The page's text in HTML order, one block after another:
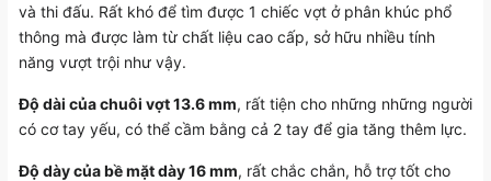
và thi đấu. Rất khó để tìm được 1 chiếc vợt ở phân khúc phổ
thông mà được làm từ chất liệu cao cấp, sở hữu nhiều tính
năng vượt trội như vậy.
Độ dài của chuôi vợt 13.6 mm, rất tiện cho những những người
có cơ tay yếu, có thể cầm bằng cả 2 tay để gia tăng thêm lực.
Độ dày của bề mặt dày 16 mm, rất chắc chắn, hỗ trợ tốt cho